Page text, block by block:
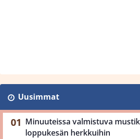
Uusimmat
Minuuteissa valmistuva
loppukesän herkkuihin